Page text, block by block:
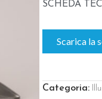
SCHEDA
Scarica la
Categoria: